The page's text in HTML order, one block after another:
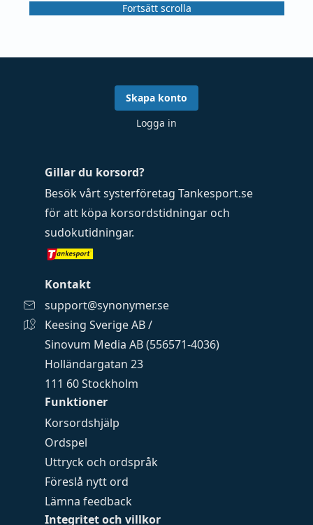
Fortsätt scrolla
Funktioner
Korsordshjälp
Ordspel
Uttryck och ordspråk
Föreslå nytt ord
Lämna feedback
Integritet och villkor
Gillar du korsord?
Besök vårt systerföretag Tankesport.se
för att köpa korsordstidningar och
sudokutidningar.
Kontakt
support@synonymer.se
Keesing Sverige AB /
Sinovum Media AB (556571-4036)
Holländargatan 23
111 60 Stockholm
Skapa konto
Logga in